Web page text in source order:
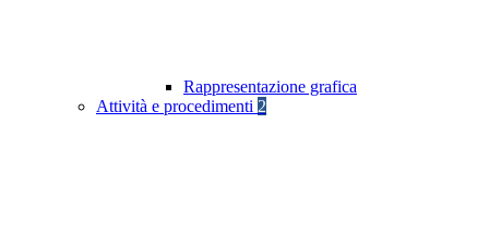
Rappresentazione grafica
Attività e procedimenti 2